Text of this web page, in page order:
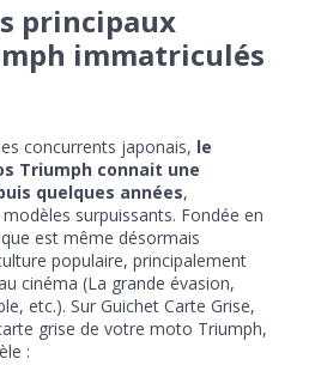
principaux
immatriculés
concurrents japonais, le
Triumph connait une
quelques années,
surpuissants. Fondée en
est même désormais
populaire, principalement
cinéma (La grande évasion,
etc.). Sur Guichet Carte Grise,
grise de votre moto Triumph,
: